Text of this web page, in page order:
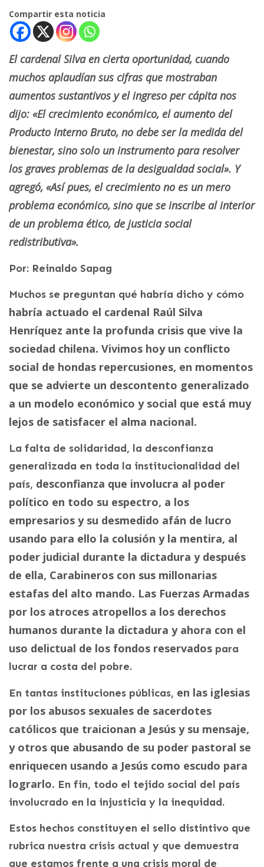
Compartir esta noticia
El cardenal Silva en cierta oportunidad, cuando
muchos aplaudían sus cifras que mostraban
aumentos sustantivos y el ingreso per cápita nos
dijo: «El crecimiento económico, el aumento del
Producto Interno Bruto, no debe ser la medida del
bienestar, sino solo un instrumento para resolver
los graves problemas de la desigualdad social». Y
agregó, «Así pues, el crecimiento no es un mero
problema económico, sino que se inscribe al interior
de un problema ético, de justicia social
redistributiva».
Por: Reinaldo Sapag
Muchos se preguntan qué habría dicho y cómo
habría actuado el cardenal Raúl Silva
Henríquez ante la profunda crisis que vive la
sociedad chilena. Vivimos hoy un conflicto
social de hondas repercusiones, en momentos
que se advierte un descontento generalizado
a un modelo económico y social que está muy
lejos de satisfacer el alma nacional.
La falta de solidaridad, la desconfianza
generalizada en toda la institucionalidad del
país, desconfianza que involucra al poder
político en todo su espectro, a los
empresarios y su desmedido afán de lucro
usando para ello la colusión y la mentira, al
poder judicial durante la dictadura y después
de ella, Carabineros con sus millonarias
estafas del alto mando. Las Fuerzas Armadas
por los atroces atropellos a los derechos
humanos durante la dictadura y ahora con el
uso delictual de los fondos reservados para
lucrar a costa del pobre.
En tantas instituciones públicas, en las iglesias
por los abusos sexuales de sacerdotes
católicos que traicionan a Jesús y su mensaje,
y otros que abusando de su poder pastoral se
enriquecen usando a Jesús como escudo para
lograrlo. En fin, todo el tejido social del país
involucrado en la injusticia y la inequidad.
Estos hechos constituyen el sello distintivo que
rubrica nuestra crisis actual y que demuestra
que estamos frente a una crisis moral de